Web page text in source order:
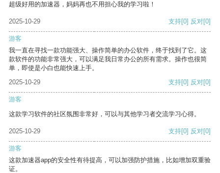
超级好用的加速器，妈妈再也不用担心我的学习啦！
2025-10-29 支持[0] 反对[0]
游客
我一直在寻找一款功能强大、操作简单的办公软件，终于找到了它。这
款软件的功能非常强大，可以满足我日常办公的所有需求。操作也很简
单，即使是小白也能快速上手。
2025-10-29
支持[0] 反对[0]
游客
这款学习软件的社区氛围非常好，可以与其他学习者交流学习心得。
2025-10-29 支持[0] 反对[0]
游客
这款加速器app的安全性有待提高，可以加强防护措施，比如增加双重验
证。